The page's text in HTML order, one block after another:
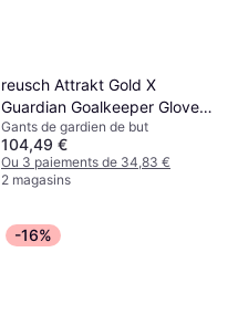
reusch Attrakt Gold X
Guardian Goalkeeper Gloves
- Bleu
Gants de gardien de but
104,49 €
Ou 3 paiements de 34,83 €
2 magasins
-16%